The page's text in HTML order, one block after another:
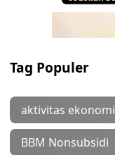
Tag Populer
aktivitas ekonomi
BBM Nonsubsidi